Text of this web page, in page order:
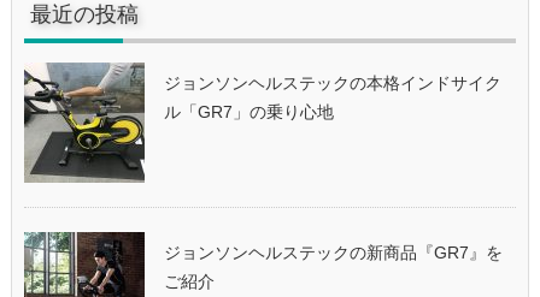
最近の投稿
ジョンソンヘルステックの本格インドサイク
ル「GR7」の乗り心地
ジョンソンヘルステックの新商品『GR7』を
ご紹介